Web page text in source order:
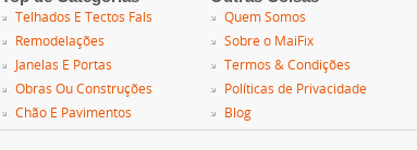
Telhados E Tectos Fals
Remodelações
Janelas E Portas
Obras Ou Construções
Chão E Pavimentos
Quem Somos
Sobre o MaiFix
Termos & Condições
Políticas de Privacidade
Blog